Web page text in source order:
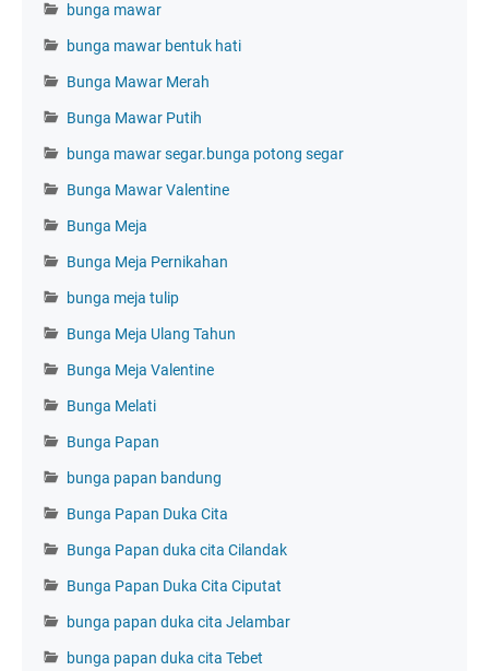
bunga mawar
bunga mawar bentuk hati
Bunga Mawar Merah
Bunga Mawar Putih
bunga mawar segar.bunga potong segar
Bunga Mawar Valentine
Bunga Meja
Bunga Meja Pernikahan
bunga meja tulip
Bunga Meja Ulang Tahun
Bunga Meja Valentine
Bunga Melati
Bunga Papan
bunga papan bandung
Bunga Papan Duka Cita
Bunga Papan duka cita Cilandak
Bunga Papan Duka Cita Ciputat
bunga papan duka cita Jelambar
bunga papan duka cita Tebet